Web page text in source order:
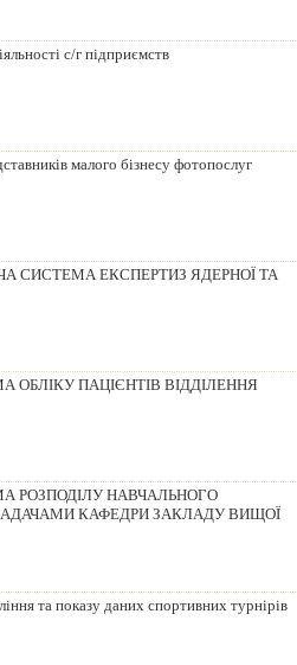
с/г підприємств
малого бізнесу фотопослуг
СИСТЕМА ЕКСПЕРТИЗ ЯДЕРНОЇ ТА
ПАЦІЄНТІВ ВІДДІЛЕННЯ
РОЗПОДІЛУ НАВЧАЛЬНОГО
КАФЕДРИ ЗАКЛАДУ ВИЩОЇ
та показу даних спортивних турнірів